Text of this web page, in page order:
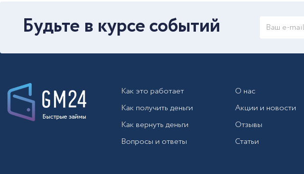
Будьте в курсе событий
Как это работает
Как получить деньги
Как вернуть деньги
Вопросы и ответы
О нас
Акции и новости
Отзывы
Статьи